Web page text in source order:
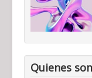
Quienes